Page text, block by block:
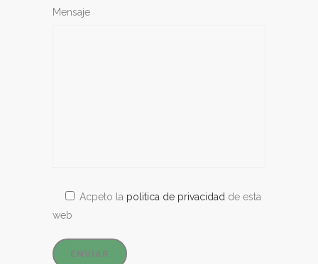
Mensaje
Acpeto la politica de privacidad de esta
web